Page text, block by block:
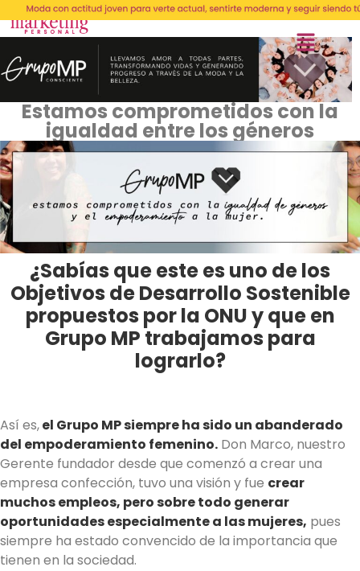
Estamos comprometidos con la
igualdad entre los géneros
¿Sabías que este es uno de los
Objetivos de Desarrollo Sostenible
propuestos por la ONU y que en
Grupo MP trabajamos para
lograrlo?
Así es,el Grupo MP siempre ha sido un abanderado
del empoderamiento femenino. Don Marco, nuestro
Gerente fundador desde que comenzó a crear una
empresa confección, tuvo una visión y fue crear
muchos empleos, pero sobre todo generar
oportunidades especialmente a las mujeres, pues
siempre ha estado convencido de la importancia que
tienen en la sociedad.